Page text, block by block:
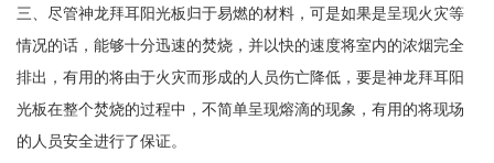
三、尽管神龙拜耳阳光板归于易燃的材料，可是如果是呈现火灾等
情况的话，能够十分迅速的焚烧，并以快的速度将室内的浓烟完全
排出，有用的将由于火灾而形成的人员伤亡降低，要是神龙拜耳阳
光板在整个焚烧的过程中，不简单呈现熔滴的现象，有用的将现场
的人员安全进行了保证。